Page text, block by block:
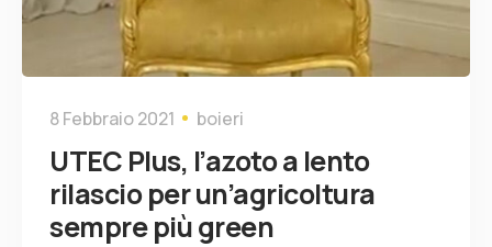
8 Febbraio 2021 boieri
UTEC Plus, l’azoto a lento
rilascio per un’agricoltura
sempre più green